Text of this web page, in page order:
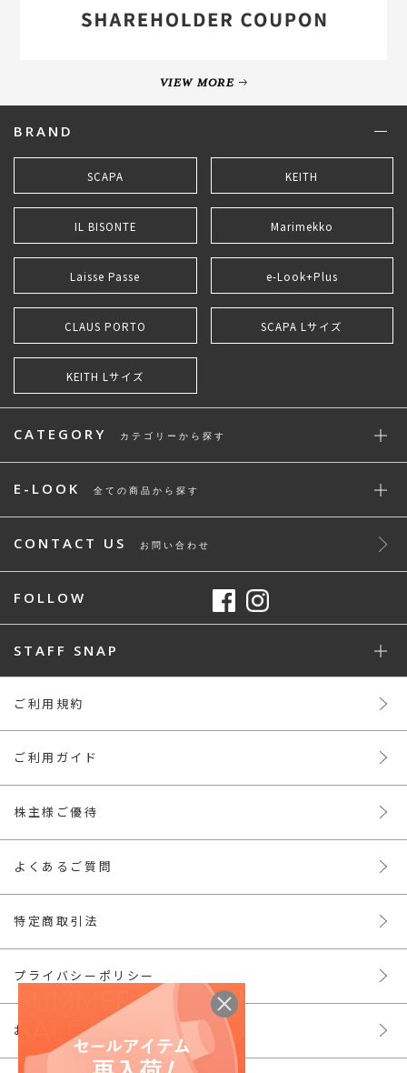
VIEW MORE
BRAND
SCAPA KEITH
IL BISONTE Marimekko
Laisse Passe e-Look+Plus
CLAUS PORTO SCAPA Lサイズ
KEITH Lサイズ
CATEGORY カテゴリーから探す
E-LOOK 全ての商品から探す
CONTACT US お問い合わせ
FOLLOW
STAFF SNAP
ご利用規約
ご利用ガイド
株主様ご優待
よくあるご質問
特定商取引法
プライバシーポリシー
お問い合わせ